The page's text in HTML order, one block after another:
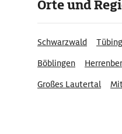
Orte und
Schwarzwald
Böblingen
Großes Lautertal